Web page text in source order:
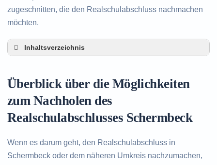
zugeschnitten, die den Realschulabschluss nachmachen
möchten.
Inhaltsverzeichnis
Alternativen zum nachträglichen Erwerb des
Realschulabschlusses in Schermbeck
des Realschulabschlusses
Überblick über die Möglichkeiten
zum Nachholen des
Realschulabschlusses Schermbeck
Wenn es darum geht, den Realschulabschluss in
Schermbeck oder dem näheren Umkreis nachzumachen,